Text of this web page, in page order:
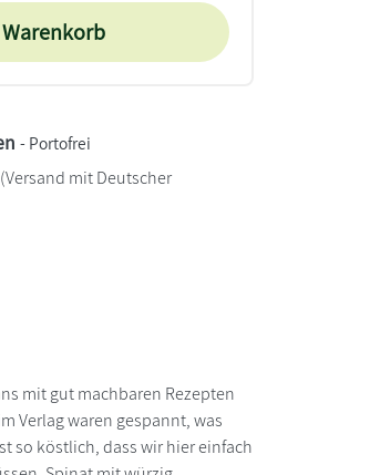
- Portofrei
mit Deutscher
mit gut machbaren Rezepten
Verlag waren gespannt, was
so köstlich, dass wir hier einfach